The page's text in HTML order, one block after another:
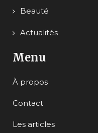
Beauté
Actualités
Menu
À propos
Contact
Les articles